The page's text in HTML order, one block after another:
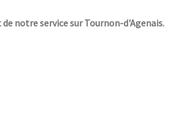
notre service sur Tournon-d'Agenais.